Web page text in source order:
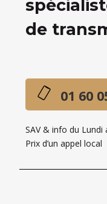
de
01 60
SAV & info du Lundi
Prix d’un appel local